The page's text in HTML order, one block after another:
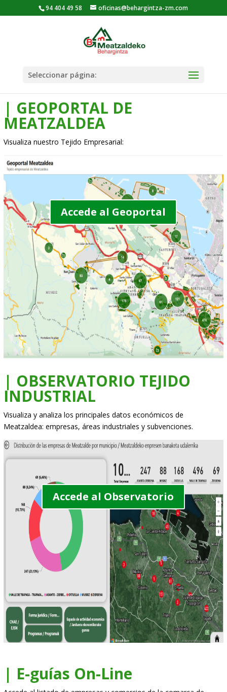
94 404 49 58 oficinas@behargintza-zm.com
Seleccionar página:
| GEOPORTAL DE
MEATZALDEA
Visualiza nuestro Tejido Empresarial:
Accede al Geoportal
| OBSERVATORIO TEJIDO
INDUSTRIAL
Visualiza y analiza los principales datos económicos de
Meatzaldea: empresas, áreas industriales y subvenciones.
Accede al Observatorio
| E-guías On-Line